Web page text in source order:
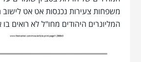
משפחות צעירות נכנסות אט אט לישוב
המליונרים היהודים מחו"ל לא רואים